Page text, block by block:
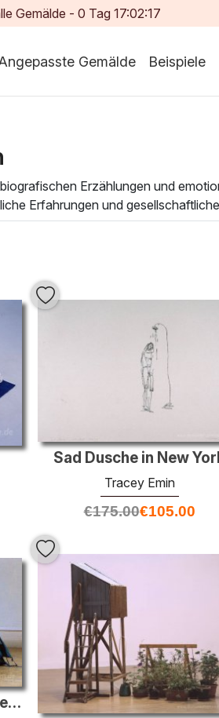
Gemälde - 0 Tag 17:02:16
Gemälde Beispiele
Erzählungen und
Erfahrungen und
Atmosphäre
Handhabung von Ölfarben, die
und zieht den Betrachter
eine inspirierende Umgebung, die
und lassen Sie sich von
Sad Dusche in New
Tracey Emin
€175.00€105.00
Jeder, den ich je geschlafen habe mit 1963-1995